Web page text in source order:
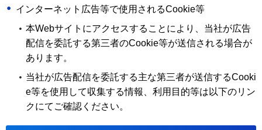
インターネット広告等で使用されるCookie等
本Webサイトにアクセスすることにより、当社が広告
配信を委託する第三者のCookie等が送信される場合が
あります。
当社が広告配信を委託する主な第三者が送信するCooki
e等を使用して収集する情報、利用目的等は以下のリン
クにてご確認ください。